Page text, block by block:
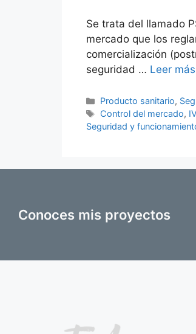
Se trata del llamado
mercado que los
comercialización
seguridad … Leer más
Producto sanitario,
Control del mercado,
Seguridad y
Conoces mis proyectos